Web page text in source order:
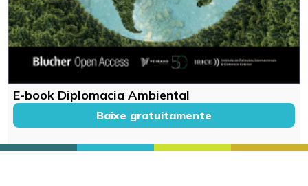
E-book Diplomacia Ambiental
Baixe gratuitamente